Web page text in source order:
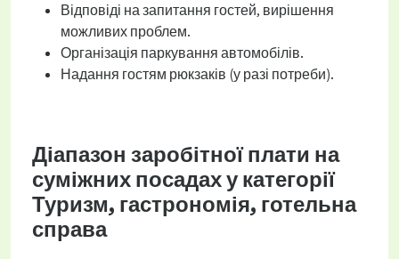
Відповіді на запитання гостей, вирішення
можливих проблем.
Організація паркування автомобілів.
Надання гостям рюкзаків (у разі потреби).
Діапазон заробітної плати на
суміжних посадах у категорії
Туризм, гастрономія, готельна
справа